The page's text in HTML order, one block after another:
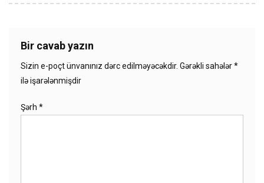
Bir cavab yazın
Sizin e-poçt ünvanınız dərc edilməyəcəkdir. Gərəkli sahələr*
ilə işarələnmişdir
Şərh *